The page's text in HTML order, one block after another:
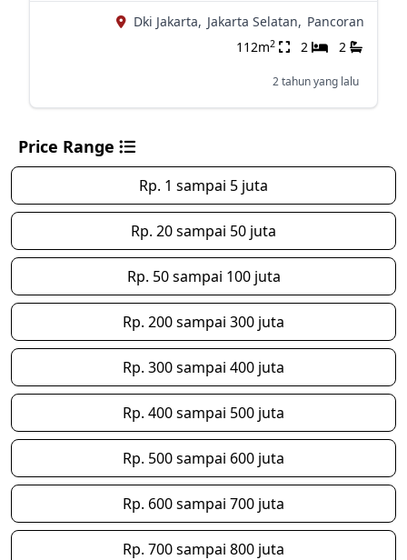
Dki Jakarta, Jakarta Selatan, Pancoran
112m2 2 2
2 tahun yang lalu
Price Range
Rp. 1 sampai 5 juta
Rp. 20 sampai 50 juta
Rp. 50 sampai 100 juta
Rp. 200 sampai 300 juta
Rp. 300 sampai 400 juta
Rp. 400 sampai 500 juta
Rp. 500 sampai 600 juta
Rp. 600 sampai 700 juta
Rp. 700 sampai 800 juta